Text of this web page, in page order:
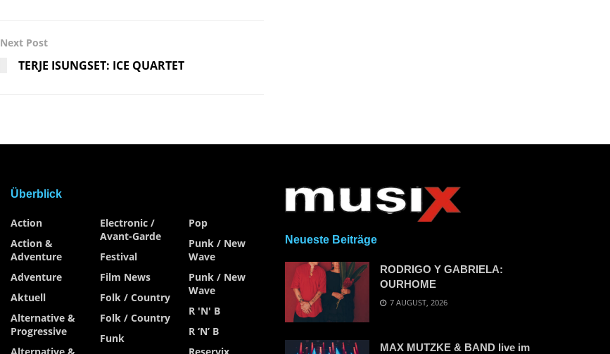
Next Post
TERJE ISUNGSET: ICE QUARTET
Überblick
Action
Action &
Adventure
Adventure
Aktuell
Alternative &
Progressive
Electronic /
Avant-Garde
Festival
Film News
Folk / Country
Folk / Country
Funk
Pop
Punk / New
Wave
Punk / New
Wave
R 'n' B
R ‘n’ B
Neueste Beiträge
RODRIGO Y GABRIELA:
OURHOME
7 AUGUST, 2026
MAX MUTZKE & BAND live im